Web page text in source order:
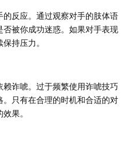
反应。通过观察对手的肢体语
被你成功迷惑。如果对手表现
持压力。
诈唬。过于频繁使用诈唬技巧
只有在合理的时机和合适的对
果。